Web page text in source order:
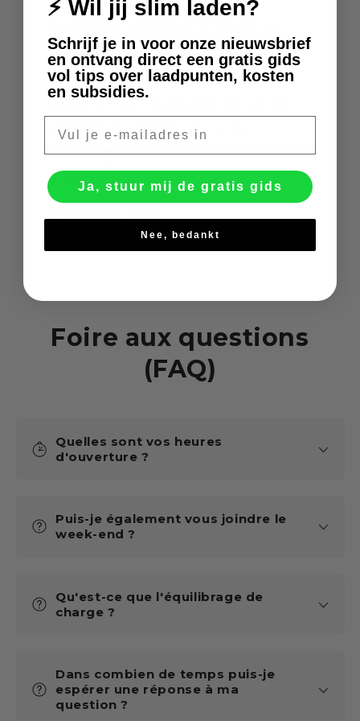
voulons rendre ce changement
accessible à tous. Notre
mission est d'améliorer et de
simplifier l'expérience de
recharge des voitures
électriques.
en savoir plus
Foire aux questions
(FAQ)
Quelles sont vos heures
d'ouverture ?
Puis-je également vous joindre le
week-end ?
Qu'est-ce que l'équilibrage de
charge ?
Dans combien de temps puis-je
espérer une réponse à ma
question ?
⚡ Wil jij slim laden?
Schrijf je in voor onze nieuwsbrief
en ontvang direct een gratis gids
vol tips over laadpunten, kosten
en subsidies.
Ja, stuur mij de gratis gids
Nee, bedankt